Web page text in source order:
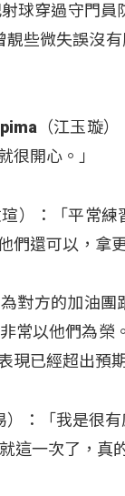
球穿過守門
些微失誤沒
（江玉璇
很開心。」
）：「平常
們還可以，拿
對方的加油
常以他們為
現已經超出預
：「我是很
這一次了，真